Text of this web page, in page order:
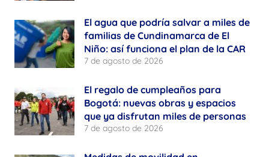
El agua que podría salvar a miles de
familias de Cundinamarca de El
Niño: así funciona el plan de la CAR
7 de agosto de 2026
El regalo de cumpleaños para
Bogotá: nuevas obras y espacios
que ya disfrutan miles de personas
7 de agosto de 2026